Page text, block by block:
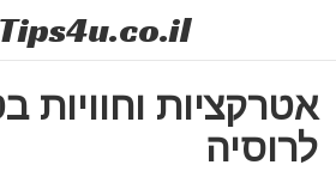
Tips4u.co.il
אטרקציות וחוויות
לרוסיה